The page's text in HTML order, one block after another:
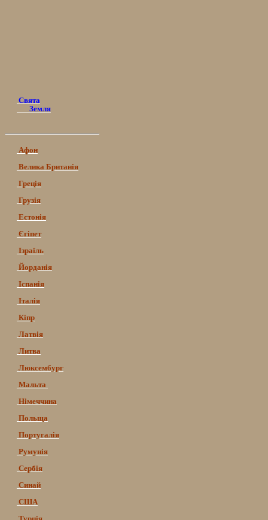
Свята
Земля
Афон
Велика Британія
Греція
Грузія
Естонія
Єгіпет
Ізраїль
Йорданія
Іспанія
Італія
Кіпр
Латвія
Литва
Люксембург
Мальта
Німеччина
Польща
Португалія
Румунія
Сербія
Синай
США